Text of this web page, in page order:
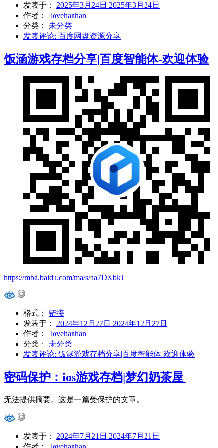
发表于： 2025年3月24日 2025年3月24日
作者：
lovehanhan
分类：
未分类
发表评论: 百度网盘资源分享
饭涵游戏存档分享|百度智能体-欢迎体验
https://mbd.baidu.com/ma/s/na7DXbkJ
格式：
链接
发表于：
2024年12月27日 2024年12月27日
作者：
lovehanhan
分类：
未分类
发表评论: 饭涵游戏存档分享|百度智能体-欢迎体验
密码保护：ios游戏存档|梦幻奶茶屋
无法提供摘要。这是一篇受保护的文章。
发表于： 2024年7月21日 2024年7月21日
作者：
lovehanhan